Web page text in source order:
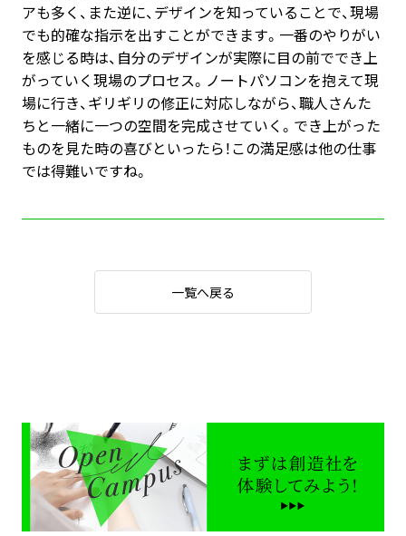
アも多く、また逆に、デザインを知っていることで、現場
でも的確な指示を出すことができます。一番のやりがい
を感じる時は、自分のデザインが実際に目の前ででき上
がっていく現場のプロセス。ノートパソコンを抱えて現
場に行き、ギリギリの修正に対応しながら、職人さんた
ちと一緒に一つの空間を完成させていく。でき上がった
ものを見た時の喜びといったら！この満足感は他の仕事
では得難いですね。
一覧へ戻る